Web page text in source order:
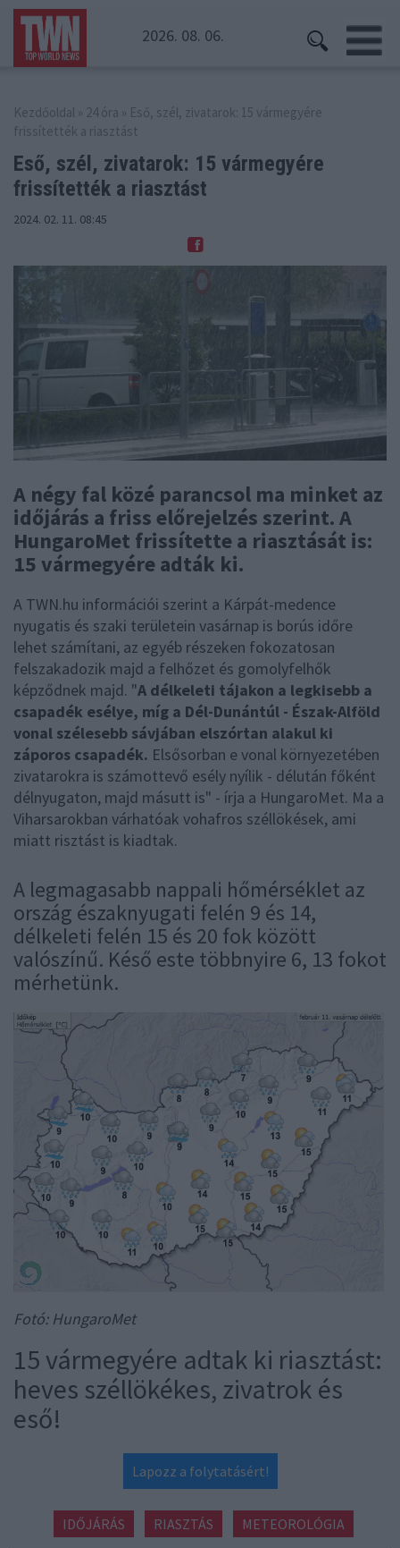
2026. 08. 06.
Kezdőoldal » 24 óra » Eső, szél, zivatarok: 15 vármegyére
frissítették a riasztást
Eső, szél, zivatarok: 15 vármegyére
frissítették a riasztást
2024. 02. 11. 08:45
A négy fal közé parancsol ma minket az
időjárás a friss előrejelzés szerint. A
HungaroMet frissítette a riasztását is:
15 vármegyére adták ki.
A TWN.hu információi szerint a Kárpát-medence
nyugatis és szaki területein vasárnap is borús időre
lehet számítani, az egyéb részeken fokozatosan
felszakadozik majd a felhőzet és gomolyfelhők
képződnek majd. "A délkeleti tájakon a legkisebb a
csapadék esélye, míg a Dél-Dunántúl - Észak-Alföld
vonal szélesebb sávjában elszórtan alakul ki
záporos csapadék. Elsősorban e vonal környezetében
zivatarokra is számottevő esély nyílik - délután főként
délnyugaton, majd másutt is" - írja a HungaroMet. Ma a
Viharsarokban várhatóak vohafros széllökések, ami
miatt risztást is kiadtak.
A legmagasabb nappali hőmérséklet az
ország északnyugati felén 9 és 14,
délkeleti felén 15 és 20 fok között
valószínű. Késő este többnyire 6, 13 fokot
mérhetünk.
Fotó: HungaroMet
15 vármegyére adtak ki riasztást:
heves széllökékes, zivatrok és
eső!
Lapozz a folytatásért!
IDŐJÁRÁS RIASZTÁS METEOROLÓGIA